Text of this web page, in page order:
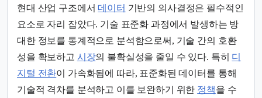
현대 산업 구조에서데이터 기반의 의사결정은 필수적인
요소로 자리 잡았다. 기술 표준화 과정에서 발생하는 방
대한 정보를 통계적으로 분석함으로써, 기술 간의 호환
성을 확보하고 시장의 불확실성을 줄일 수 있다. 특히 디
지털 전환이 가속화됨에 따라, 표준화된 데이터를 통해
기술적 격차를 분석하고 이를 보완하기 위한 정책을 수